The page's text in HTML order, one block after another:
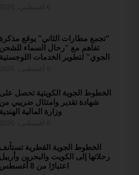
“تجمع مطارات الثاني” يوقع مذكرة
تفاهم مع “رحال السماء للشحن
الجوي” لتطوير الخدمات اللوجستية
الخطوط الجوية الكويتية تحصل على
شهادة تقدير وامتثال ضريبي من
وزارة المالية الهندية
الخطوط الجوية القطرية تستأنف
رحلاتها إلى الكويت والبحرين وأربيل
اعتبارًا من 8 أغسطس